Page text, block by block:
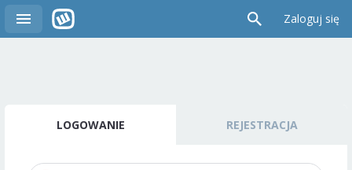
Zaloguj się
LOGOWANIE REJESTRACJA